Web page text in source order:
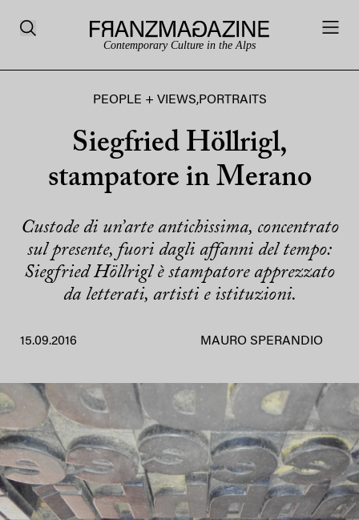
Contemporary Culture in the Alps
PEOPLE + VIEWS,PORTRAITS
Siegfried Höllrigl,
stampatore in Merano
Custode di un’arte antichissima, concentrato
sul presente, fuori dagli affanni del tempo:
Siegfried Höllrigl è stampatore apprezzato
da letterati, artisti e istituzioni.
15.09.2016 MAURO SPERANDIO